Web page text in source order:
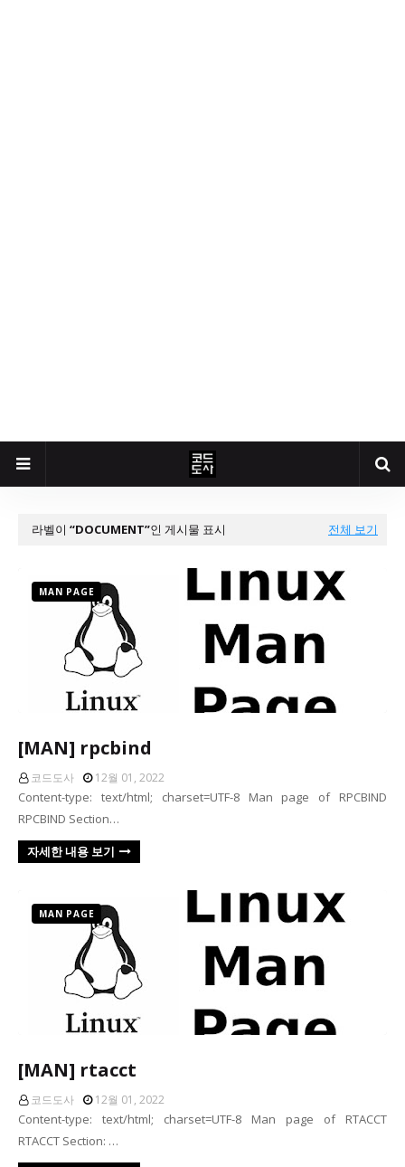
라벨이 DOCUMENT 인 게시물 표시 전체 보기
MAN PAGE
[MAN] rpcbind
코드도사 12월 01, 2022
Content-type: text/html; charset=UTF-8 Man page of RPCBIND
RPCBIND Section…
자세한 내용 보기
MAN PAGE
[MAN] rtacct
코드도사 12월 01, 2022
Content-type: text/html; charset=UTF-8 Man page of RTACCT
RTACCT Section: …